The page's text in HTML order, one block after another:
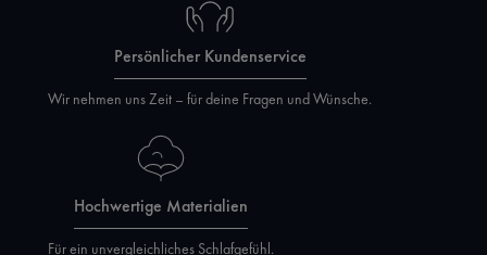
Persönlicher Kundenservice
Wir nehmen uns Zeit – für deine Fragen und Wünsche.
Hochwertige Materialien
Für ein unvergleichliches Schlafgefühl.